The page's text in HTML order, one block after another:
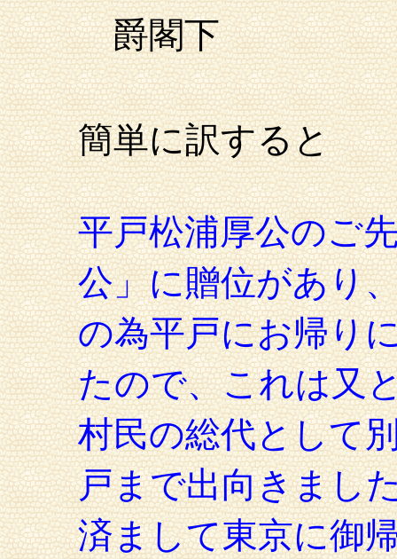
爵閣下
簡単に訳すると
平戸松浦厚公のご
公」に贈位があり
の為平戸にお帰り
たので、これは又
村民の総代として
戸まで出向きまし
済まして東京に御